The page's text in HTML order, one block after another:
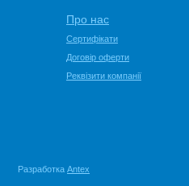
Про нас
Сертифікати
Договір оферти
Реквізити компанії
Разработка Antex